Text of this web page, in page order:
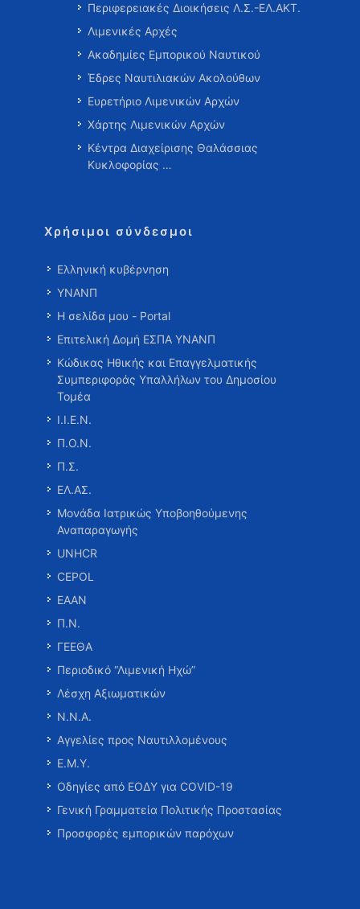
Περιφερειακές Διοικήσεις Λ.Σ.-ΕΛ.ΑΚΤ.
Λιμενικές Αρχές
Ακαδημίες Εμπορικού Ναυτικού
Έδρες Ναυτιλιακών Ακολούθων
Ευρετήριο Λιμενικών Αρχών
Χάρτης Λιμενικών Αρχών
Κέντρα Διαχείρισης Θαλάσσιας
Κυκλοφορίας …
Χρήσιμοι σύνδεσμοι
Ελληνική κυβέρνηση
ΥΝΑΝΠ
Η σελίδα μου - Portal
Επιτελική Δομή ΕΣΠΑ ΥΝΑΝΠ
Κώδικας Ηθικής και Επαγγελματικής
Συμπεριφοράς Υπαλλήλων του Δημοσίου
Τομέα
Ι.Ι.Ε.Ν.
Π.Ο.Ν.
Π.Σ.
ΕΛ.ΑΣ.
Μονάδα Ιατρικώς Υποβοηθούμενης
Αναπαραγωγής
UNHCR
CEPOL
ΕΑΑΝ
Π.Ν.
ΓΕΕΘΑ
Περιοδικό “Λιμενική Ηχώ”
Λέσχη Αξιωματικών
Ν.Ν.Α.
Αγγελίες προς Ναυτιλλομένους
Ε.Μ.Υ.
Οδηγίες από ΕΟΔΥ για COVID-19
Γενική Γραμματεία Πολιτικής Προστασίας
Προσφορές εμπορικών παρόχων